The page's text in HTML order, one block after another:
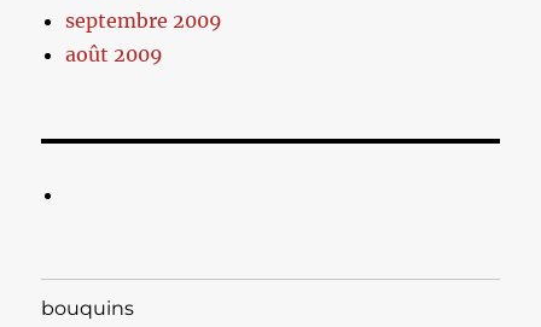
septembre 2009
août 2009
bouquins